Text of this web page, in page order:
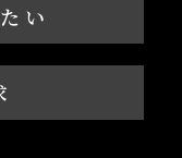
い